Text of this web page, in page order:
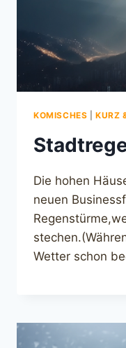
KOMISCHES |KURZ
Die hohen
neuen
Wetter schon